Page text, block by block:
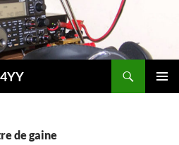
de gaine